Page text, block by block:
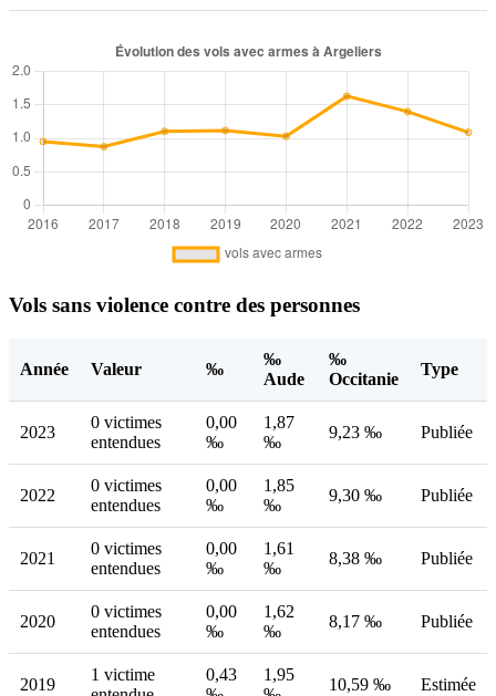
Vols sans violence contre des personnes
Année Valeur ‰
‰
Aude
‰
Occitanie
Type
2023
0 victimes
entendues
0,00
‰
1,87
‰
9,23 ‰ Publiée
2022
0 victimes
entendues
0,00
‰
1,85
‰
9,30 ‰ Publiée
2021
0 victimes
entendues
0,00
‰
1,61
‰
8,38 ‰ Publiée
2020
0 victimes
entendues
0,00
‰
1,62
‰
8,17 ‰ Publiée
2019
1 victime
0,43
1,95
10,59 ‰ Estimée